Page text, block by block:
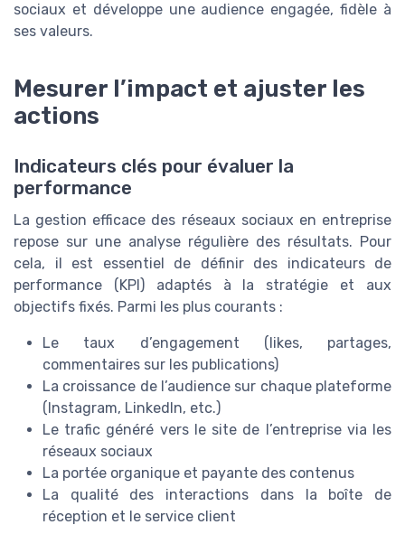
sociaux et développe une audience engagée, fidèle à
ses valeurs.
Mesurer l’impact et ajuster les
actions
Indicateurs clés pour évaluer la
performance
La gestion efficace des réseaux sociaux en entreprise
repose sur une analyse régulière des résultats. Pour
cela, il est essentiel de définir des indicateurs de
performance (KPI) adaptés à la stratégie et aux
objectifs fixés. Parmi les plus courants :
Le taux d’engagement (likes, partages,
commentaires sur les publications)
La croissance de l’audience sur chaque plateforme
(Instagram, LinkedIn, etc.)
Le trafic généré vers le site de l’entreprise via les
réseaux sociaux
La portée organique et payante des contenus
La qualité des interactions dans la boîte de
réception et le service client